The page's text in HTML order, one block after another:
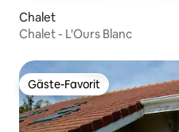
Chalet
Chalet - L'Ours Blanc
Gäste-Favorit
Gäste-Favorit